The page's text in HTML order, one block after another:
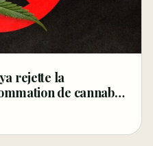
rejette la
de cannabis